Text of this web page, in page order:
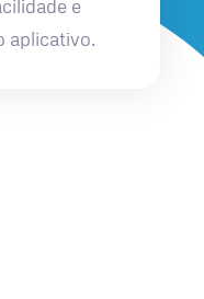
e
aplicativo.